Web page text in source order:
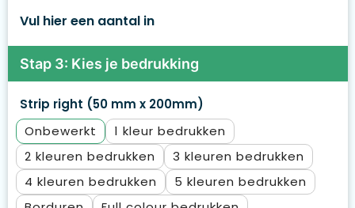
Vul hier een aantal in
Stap 3: Kies je bedrukking
Strip right (50 mm x 200mm)
Onbewerkt
1
2
3
4
5